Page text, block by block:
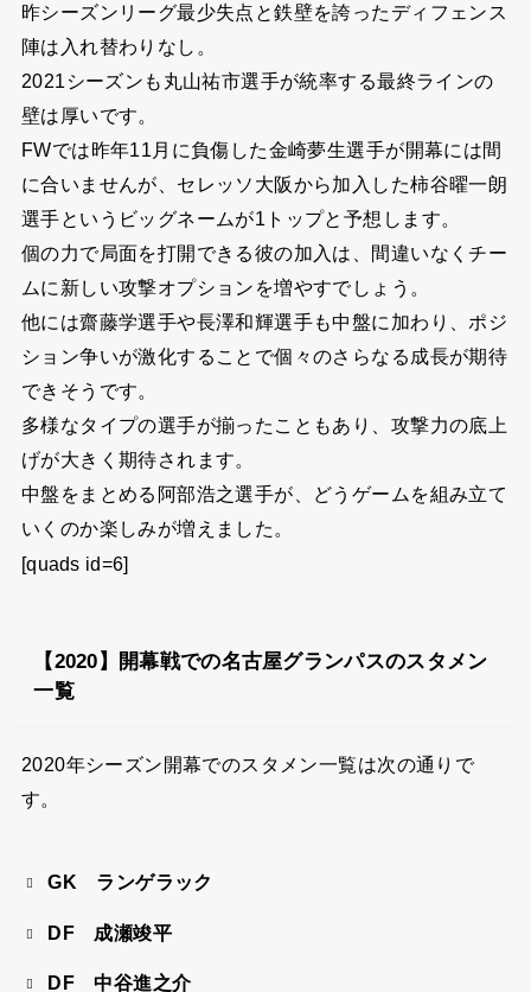
昨シーズンリーグ最少失点と鉄壁を誇ったディフェンス
陣は入れ替わりなし。
2021シーズンも丸山祐市選手が統率する最終ラインの
壁は厚いです。
FWでは昨年11月に負傷した金崎夢生選手が開幕には間
に合いませんが、セレッソ大阪から加入した柿谷曜一朗
選手というビッグネームが1トップと予想します。
個の力で局面を打開できる彼の加入は、間違いなくチー
ムに新しい攻撃オプションを増やすでしょう。
他には齋藤学選手や長澤和輝選手も中盤に加わり、ポジ
ション争いが激化することで個々のさらなる成長が期待
できそうです。
多様なタイプの選手が揃ったこともあり、攻撃力の底上
げが大きく期待されます。
中盤をまとめる阿部浩之選手が、どうゲームを組み立て
いくのか楽しみが増えました。
[quads id=6]
【2020】開幕戦での名古屋グランパスのスタメン
一覧
2020年シーズン開幕でのスタメン一覧は次の通りで
す。
GK ランゲラック
DF 成瀬竣平
DF 中谷進之介